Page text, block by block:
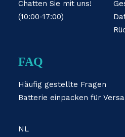
Chatten Sie mit uns!
(10:00-17:00)
FAQ
Häufig gestellte Fragen
Batterie einpacken für
NL